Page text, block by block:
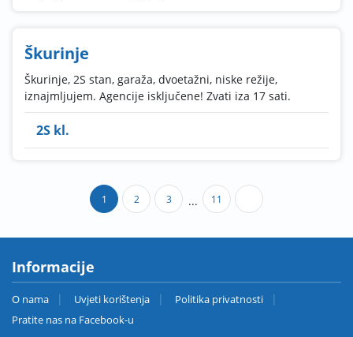
Škurinje
Škurinje, 2S stan, garaža, dvoetažni, niske režije,
iznajmljujem. Agencije isključene! Zvati iza 17 sati.
2S kl.
1 2 3 ... 11
Informacije
O nama Uvjeti korištenja
Politika privatnosti
Pratite nas na Facebook-u